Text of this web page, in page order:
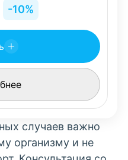
-10%
случаев важно
организму и не